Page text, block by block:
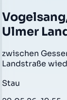
Ulmer
zwischen
Landstraße
Stau